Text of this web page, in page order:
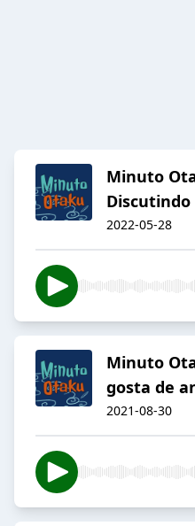
Minuto
2022-05-28
Minuto
gosta de
2021-08-30